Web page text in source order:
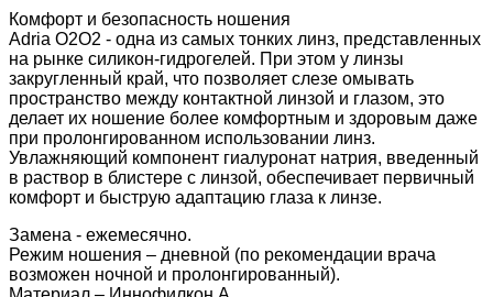
Комфорт и безопасность ношения
Adria O2O2 - одна из самых тонких линз, представленных
на рынке силикон-гидрогелей. При этом у линзы
закругленный край, что позволяет слезе омывать
пространство между контактной линзой и глазом, это
делает их ношение более комфортным и здоровым даже
при пролонгированном использовании линз.
Увлажняющий компонент гиалуронат натрия, введенный
в раствор в блистере с линзой, обеспечивает первичный
комфорт и быструю адаптацию глаза к линзе.
Замена - ежемесячно.
Режим ношения – дневной (по рекомендации врача
возможен ночной и пролонгированный).